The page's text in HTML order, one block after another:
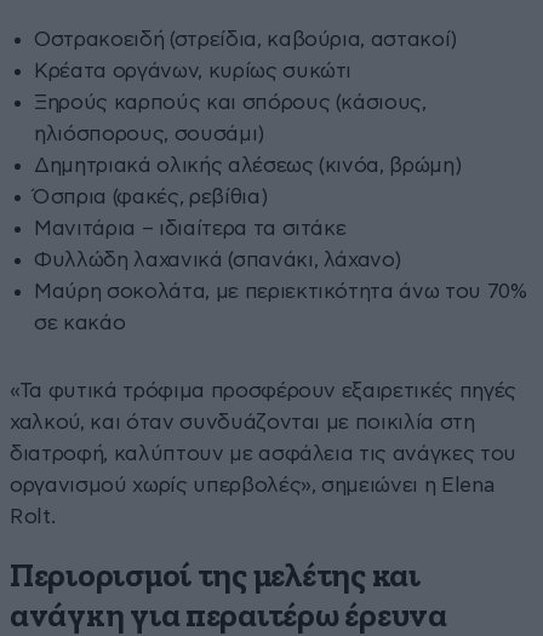
Οστρακοειδή (στρείδια, καβούρια, αστακοί)
Κρέατα οργάνων, κυρίως συκώτι
Ξηρούς καρπούς και σπόρους (κάσιους,
ηλιόσπορους, σουσάμι)
Δημητριακά ολικής αλέσεως (κινόα, βρώμη)
Όσπρια (φακές, ρεβίθια)
Μανιτάρια – ιδιαίτερα τα σιτάκε
Φυλλώδη λαχανικά (σπανάκι, λάχανο)
Μαύρη σοκολάτα, με περιεκτικότητα άνω του 70%
σε κακάο
«Τα φυτικά τρόφιμα προσφέρουν εξαιρετικές πηγές
χαλκού, και όταν συνδυάζονται με ποικιλία στη
διατροφή, καλύπτουν με ασφάλεια τις ανάγκες του
οργανισμού χωρίς υπερβολές», σημειώνει η Elena
Rolt.
Περιορισμοί της μελέτης και
ανάγκη για περαιτέρω έρευνα